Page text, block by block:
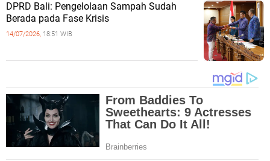
DPRD Bali: Pengelolaan Sampah Sudah
Berada pada Fase Krisis
14/07/2026, 18:51 WIB